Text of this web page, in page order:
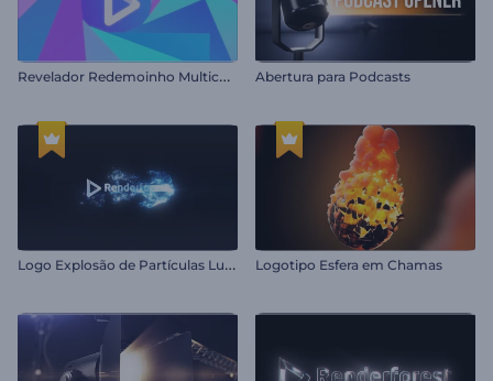
R
evelador Redemoinho Multicolorido Abertura para Podcasts
L
ogo Explosão de Partículas Luminosas Logotipo Esfera em Chamas